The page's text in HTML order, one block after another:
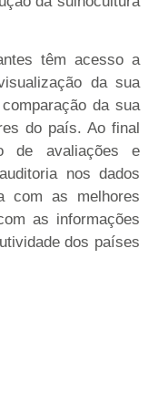
têm acesso a
da sua
da sua
do país. Ao final
de avaliações e
nos dados
com as melhores
as informações
dos países